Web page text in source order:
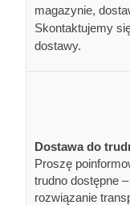
magazynie,
Skontaktujemy
dostawy.
Dostawa do
Proszę
trudno dostępne
rozwiązanie